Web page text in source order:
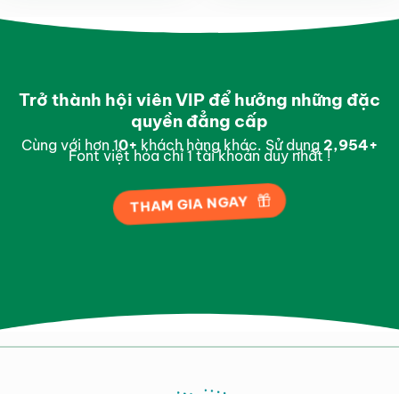
Trở thành hội viên VIP để hưởng những đặc
quyền đẳng cấp
Cùng với hơn 10+ khách hàng khác. Sử dụng 2,996+
Font việt hóa chỉ 1 tài khoản duy nhất !
THAM GIA NGAY